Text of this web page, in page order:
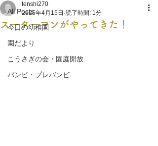
All Posts
今日の幼稚園
園だより
こうさぎの会・園庭開放
バンビ・プレバンビ
スーターマンがやってきた！
tenshi270
2025年4月15日 読了時間: 1分